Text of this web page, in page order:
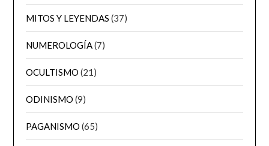
MITOS Y LEYENDAS (37)
NUMEROLOGÍA(7)
OCULTISMO (21)
ODINISMO (9)
PAGANISMO (65)